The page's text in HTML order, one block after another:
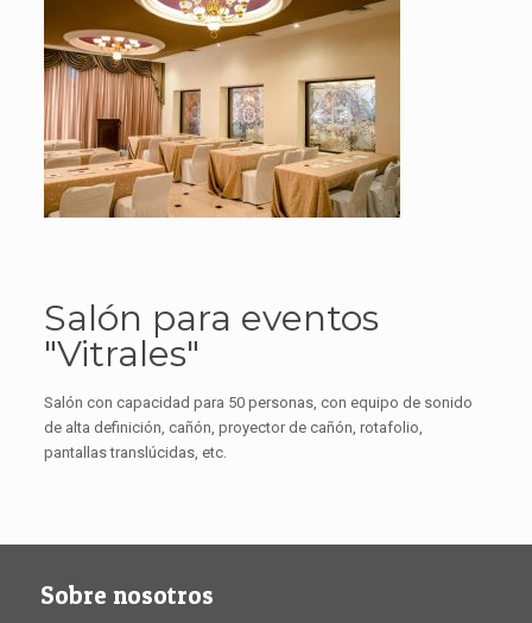
Salón para eventos
"Vitrales"
Salón con capacidad para 50 personas, con equipo de sonido
de alta definición, cañón, proyector de cañón, rotafolio,
pantallas translúcidas, etc.
Sobre nosotros